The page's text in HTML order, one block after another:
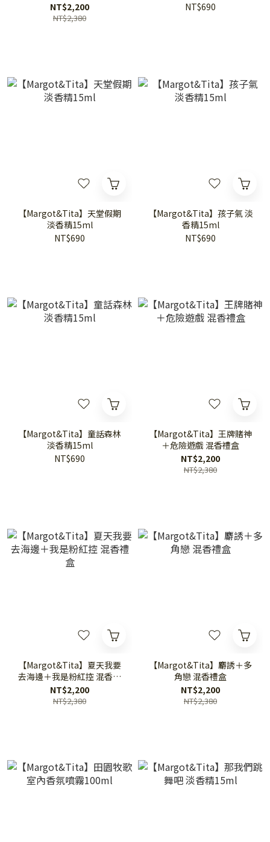
NT$2,200
NT$2,380
NT$690
【Margot&Tita】天堂假期
淡香精15ml
NT$690
【Margot&Tita】孩子氣 淡
香精15ml
NT$690
【Margot&Tita】童話森林
淡香精15ml
NT$690
【Margot&Tita】王牌賭神
＋危險遊戲 混香禮盒
NT$2,200
NT$2,380
【Margot&Tita】夏天我要
去海邊＋我是粉紅控 混香禮
盒
NT$2,200
NT$2,380
【Margot&Tita】麝誘＋多
角戀 混香禮盒
NT$2,200
NT$2,380